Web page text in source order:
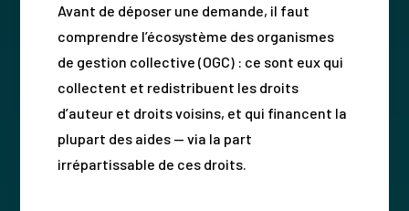
Avant de déposer une demande, il faut
comprendre l’écosystème des organismes
de gestion collective (OGC) : ce sont eux qui
collectent et redistribuent les droits
d’auteur et droits voisins, et qui financent la
plupart des aides — via la part
irrépartissable de ces droits.